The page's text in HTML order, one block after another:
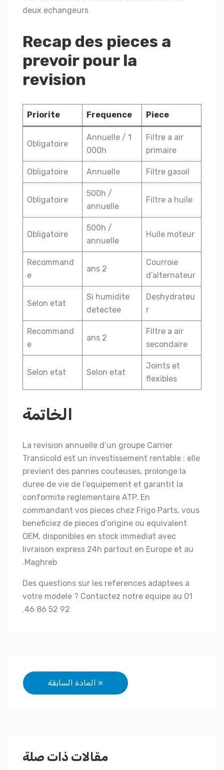
deux echangeurs
Recap des pieces a
prevoir pour la
revision
Piece
Frequence
Priorite
Filtre a air
primaire
Annuelle / 1
000h
Obligatoire
Filtre gasoil
Annuelle
Obligatoire
Filtre a huile
500h /
annuelle
Obligatoire
Huile moteur
500h /
annuelle
Obligatoire
Courroie
d’alternateur
2 ans
Recommand
e
Deshydrateu
r
Si humidite
detectee
Selon etat
Filtre a air
secondaire
2 ans
Recommand
e
Joints et
flexibles
Selon etat
Selon etat
الخاتمة
La revision annuelle d’un groupe Carrier
Transicold est un investissement rentable : elle
previent des pannes couteuses, prolonge la
duree de vie de l’equipement et garantit la
conformite reglementaire ATP. En
commandant vos pieces chez Frigo Parts, vous
beneficiez de pieces d’origine ou equivalent
OEM, disponibles en stock immediat avec
livraison express 24h partout en Europe et au
Maghreb.
Des questions sur les references adaptees a
votre modele ? Contactez notre equipe au 01
46 86 52 92.
« المادة السابقة
مقالات ذات صلة